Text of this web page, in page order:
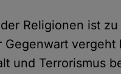
Religionen ist
Gegenwart
und Terrorismus